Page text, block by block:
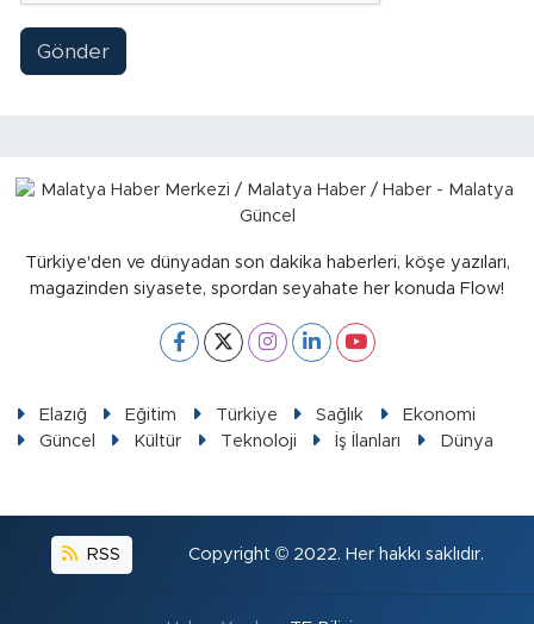
Gönder
Türkiye'den ve dünyadan son dakika haberleri, köşe yazıları,
magazinden siyasete, spordan seyahate her konuda Flow!
Elazığ Eğitim Türkiye Sağlık
Ekonomi
Güncel
Kültür Teknoloji İş İlanları Dünya
RSS Copyright © 2022. Her hakkı saklıdır.